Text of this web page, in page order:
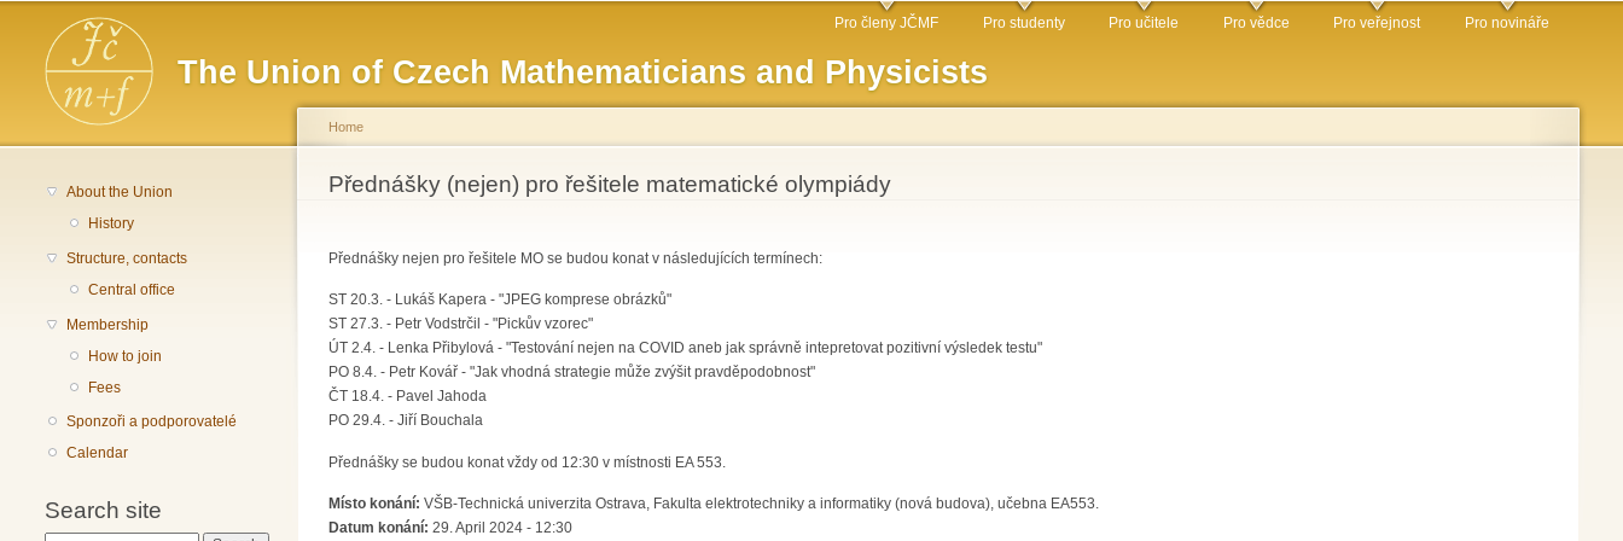
The Union of Czech Mathematicians and Physicists
Main menu Pro členy JČMF Pro studenty Pro učitele Pro vědce Pro veřejnost Pro novináře
About the Union
History
Structure, contacts
Central office
Membership
How to join
Fees
Sponzoři a podporovatelé
Calendar
Search site
You are here
Home
Přednášky (nejen) pro řešitele matematické olympiády
Přednášky nejen pro řešitele MO se budou konat v následujících termínech:
ST 20.3. - Lukáš Kapera - "JPEG komprese obrázků"
ST 27.3. - Petr Vodstrčil - "Pickův vzorec"
ÚT 2.4. - Lenka Přibylová - "Testování nejen na COVID aneb jak správně intepretovat pozitivní výsledek testu"
PO 8.4. - Petr Kovář - "Jak vhodná strategie může zvýšit pravděpodobnost"
ČT 18.4. - Pavel Jahoda
PO 29.4. - Jiří Bouchala
Přednášky se budou konat vždy od 12:30 v místnosti EA 553.
Místo konání: VŠB-Technická univerzita Ostrava, Fakulta elektrotechniky a informatiky (nová budova), učebna EA553.
Datum konání: 29. April 2024 - 12:30